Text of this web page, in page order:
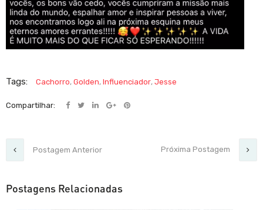
Tags: Cachorro, Golden, Influenciador, Jesse
Compartilhar:
Postagem Anterior Próxima Postagem
Postagens Relacionadas